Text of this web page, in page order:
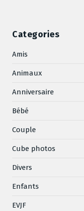
Categories
Amis
Animaux
Anniversaire
Bébé
Couple
Cube photos
Divers
Enfants
EVJF